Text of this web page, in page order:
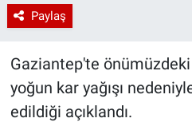
Paylaş
Gaziantep'te
yoğun kar yağışı
edildiği açıklandı.